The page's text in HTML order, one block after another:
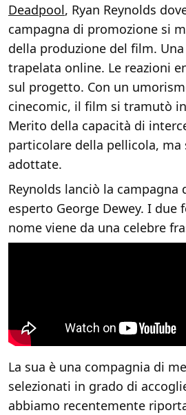
Deadpool, Ryan Reynolds
campagna di promozione si
della produzione del film.
trapelata online. Le reazioni
sul progetto. Con un
cinecomic, il film si tramutò
Merito della capacità di
particolare della pellicola,
adottate.
Reynolds lanciò la
esperto George Dewey. I
nome viene da una celebre
La sua è una compagnia di
selezionati in grado di
abbiamo recentemente